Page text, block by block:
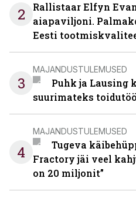
2
Rallistaar Elfyn
aiapaviljoni.
Eesti
3
MAJANDUSTULEMUSED
Puhk ja Lausing
suurimateks
4
MAJANDUSTULEMUSED
Tugeva
Fractory jäi veel
on 20 miljonit”